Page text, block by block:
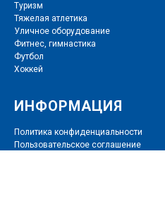
Туризм
Тяжелая атлетика
Уличное оборудование
Фитнес, гимнастика
Футбол
Хоккей
ИНФОРМАЦИЯ
Политика конфиденциальности
Пользовательское соглашение